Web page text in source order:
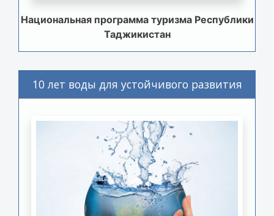
Национальная программа туризма Республики
Таджикистан
10 лет воды для устойчивого развития